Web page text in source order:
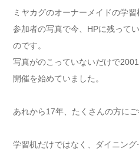
ミヤカグのオーナーメイドの学習
参加者の写真で今、HPに残って
のです。
写真がのこっていないだけで
開催を始めていました。
あれから17年、たくさんの方にご
学習机だけではなく、ダイニン